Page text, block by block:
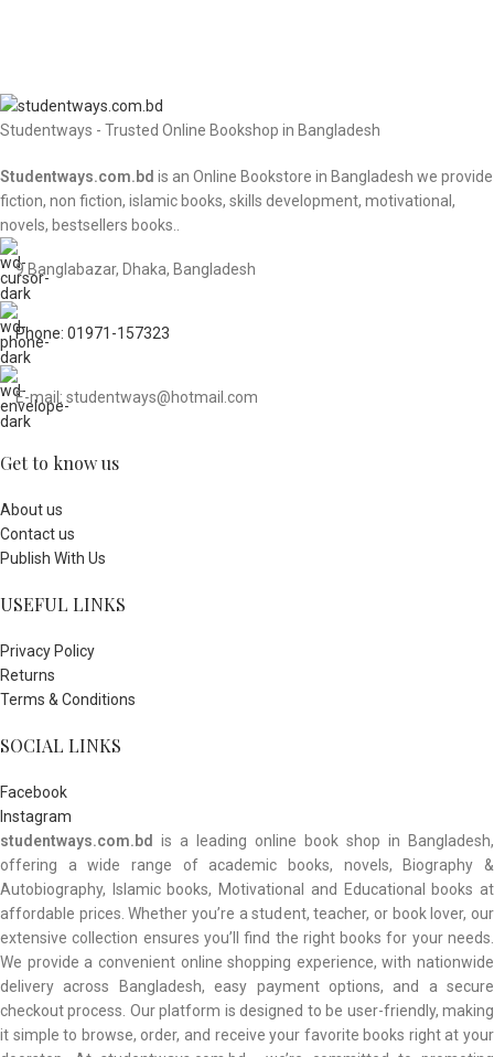
Studentways - Trusted Online Bookshop in Bangladesh
Studentways.com.bd is an Online Bookstore in Bangladesh we provide
fiction, non fiction, islamic books, skills development, motivational,
novels, bestsellers books..
9 Banglabazar, Dhaka, Bangladesh
Phone: 01971-157323
E-mail: studentways@hotmail.com
Get to know us
About us
Contact us
Publish With Us
USEFUL LINKS
Privacy Policy
Returns
Terms & Conditions
SOCIAL LINKS
Facebook
Instagram
studentways.com.bd
is a leading online book shop in Bangladesh,
offering a wide range of academic books, novels, Biography &
Autobiography, Islamic books, Motivational and Educational books at
affordable prices. Whether you’re a student, teacher, or book lover, our
extensive collection ensures you’ll find the right books for your needs.
We provide a convenient online shopping experience, with nationwide
delivery across Bangladesh, easy payment options, and a secure
checkout process. Our platform is designed to be user-friendly, making
it simple to browse, order, and receive your favorite books right at your